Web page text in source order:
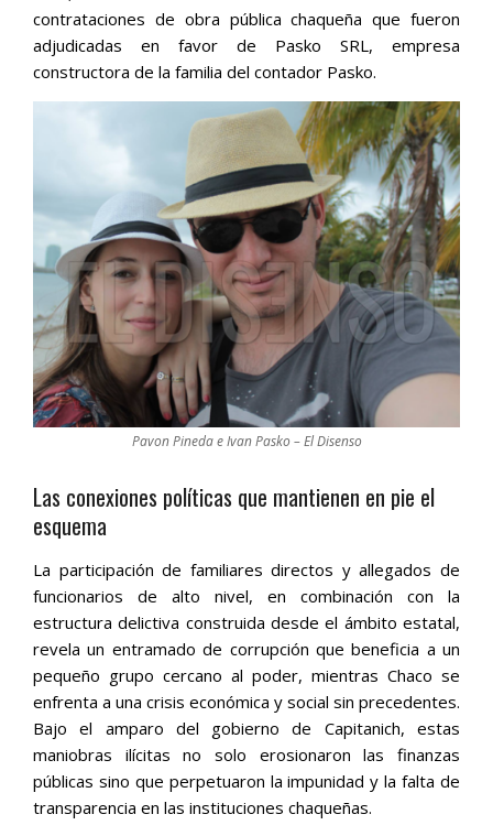
contrataciones de obra pública chaqueña que fueron
adjudicadas en favor de Pasko SRL, empresa
constructora de la familia del contador Pasko.
Pavon Pineda e Ivan Pasko – El Disenso
Las conexiones políticas que mantienen en pie el
esquema
La participación de familiares directos y allegados de
funcionarios de alto nivel, en combinación con la
estructura delictiva construida desde el ámbito estatal,
revela un entramado de corrupción que beneficia a un
pequeño grupo cercano al poder, mientras Chaco se
enfrenta a una crisis económica y social sin precedentes.
Bajo el amparo del gobierno de Capitanich, estas
maniobras ilícitas no solo erosionaron las finanzas
públicas sino que perpetuaron la impunidad y la falta de
transparencia en las instituciones chaqueñas.